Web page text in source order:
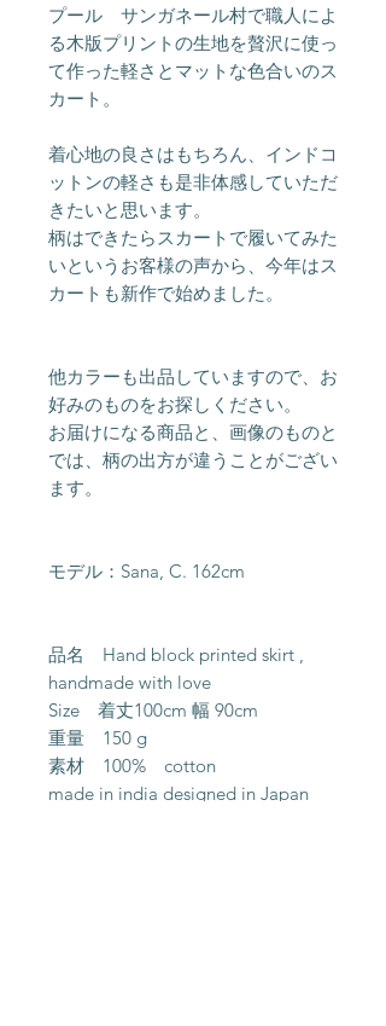
プール サンガネール村で職人によ
る木版プリントの生地を贅沢に使っ
て作った軽さとマットな色合いのス
カート。
着心地の良さはもちろん、インドコ
ットンの軽さも是非体感していただ
きたいと思います。
柄はできたらスカートで履いてみた
いというお客様の声から、今年はス
カートも新作で始めました。
他カラーも出品していますので、お
好みのものをお探しください。
お届けになる商品と、画像のものと
では、柄の出方が違うことがござい
ます。
モデル：Sana, C. 162cm
品名 Hand block printed skirt ,
handmade with love
Size 着丈100cm 幅 90cm
重量 150 g
素材 100% cotton
made in india designed in Japan